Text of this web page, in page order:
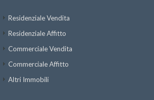
Residenziale Vendita
Residenziale Affitto
Commerciale Vendita
Commerciale Affitto
Altri Immobili